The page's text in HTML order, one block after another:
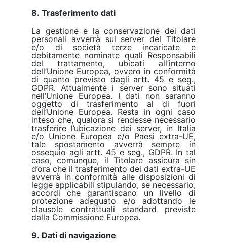
8. Trasferimento dati
La gestione e la conservazione dei dati
personali avverrà sul server del Titolare
e/o di società terze incaricate e
debitamente nominate quali Responsabili
del trattamento, ubicati all’interno
dell’Unione Europea, ovvero in conformità
di quanto previsto dagli artt. 45 e seg.,
GDPR. Attualmente i server sono situati
nell’Unione Europea. I dati non saranno
oggetto di trasferimento al di fuori
dell’Unione Europea. Resta in ogni caso
inteso che, qualora si rendesse necessario
trasferire l’ubicazione dei server, in Italia
e/o Unione Europea e/o Paesi extra-UE,
tale spostamento avverrà sempre in
ossequio agli artt. 45 e seg., GDPR. In tal
caso, comunque, il Titolare assicura sin
d’ora che il trasferimento dei dati extra-UE
avverrà in conformità alle disposizioni di
legge applicabili stipulando, se necessario,
accordi che garantiscano un livello di
protezione adeguato e/o adottando le
clausole contrattuali standard previste
dalla Commissione Europea.
9. Dati di navigazione